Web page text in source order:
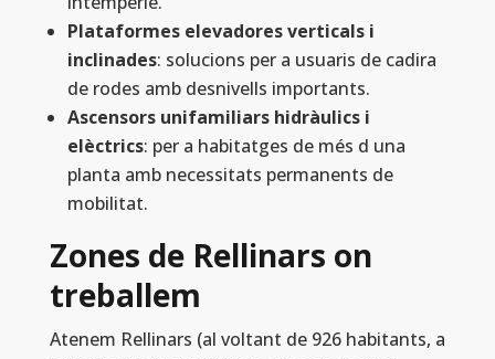
Plataformes elevadores verticals i
inclinades: solucions per a usuaris de cadira
de rodes amb desnivells importants.
Ascensors unifamiliars hidràulics i
elèctrics: per a habitatges de més d una
planta amb necessitats permanents de
mobilitat.
Zones de Rellinars on
treballem
Atenem Rellinars (al voltant de 926 habitants, a